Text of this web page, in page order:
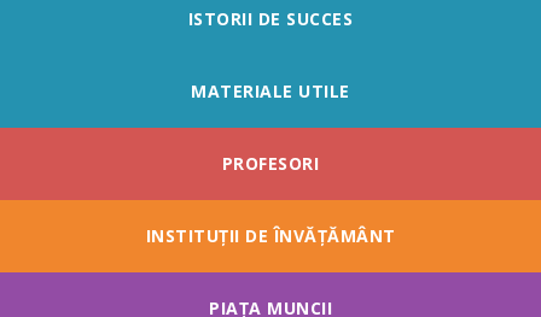
ISTORII DE SUCCES
MATERIALE UTILE
PROFESORI
INSTITUȚII DE ÎNVĂȚĂMÂNT
PIAȚA MUNCII